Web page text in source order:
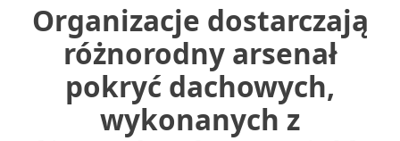
Organizacje dostarczają
różnorodny arsenał
pokryć dachowych,
wykonanych z